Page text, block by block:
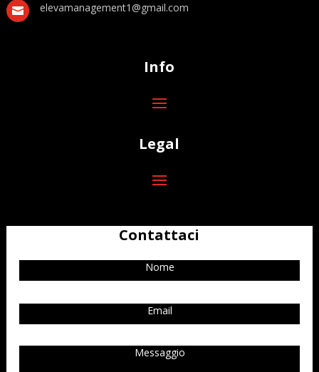
 elevamanagement1@gmail.com
Info
Legal
Contattaci